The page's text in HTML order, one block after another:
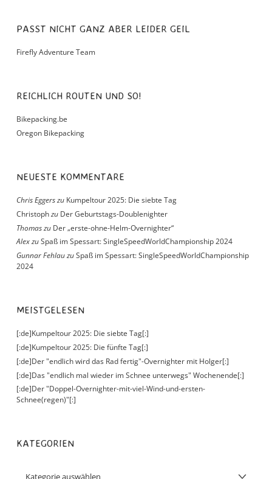
PASST NICHT GANZ ABER LEIDER GEIL
Firefly Adventure Team
REICHLICH ROUTEN UND SO!
Bikepacking.be
Oregon Bikepacking
NEUESTE KOMMENTARE
Chris Eggerszu Kumpeltour 2025: Die siebte Tag
Christophzu Der Geburtstags-Doublenighter
Thomaszu Der „erste-ohne-Helm-Overnighter“
AlexzuSpaß im Spessart: SingleSpeedWorldChampionship 2024
Gunnar FehlauzuSpaß im Spessart: SingleSpeedWorldChampionship
2024
MEISTGELESEN
[:de]Kumpeltour 2025: Die siebte Tag[:]
[:de]Kumpeltour 2025: Die fünfte Tag[:]
[:de]Der "endlich wird das Rad fertig"-Overnighter mit Holger[:]
[:de]Das "endlich mal wieder im Schnee unterwegs" Wochenende[:]
[:de]Der "Doppel-Overnighter-mit-viel-Wind-und-ersten-
Schnee(regen)"[:]
KATEGORIEN